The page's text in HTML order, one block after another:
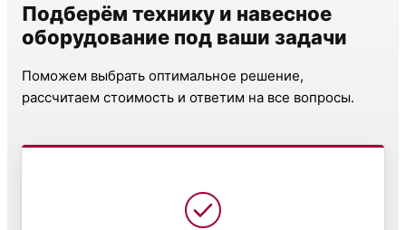
Подберём технику и навесное
оборудование под ваши задачи
Поможем выбрать оптимальное решение,
рассчитаем стоимость и ответим на все вопросы.